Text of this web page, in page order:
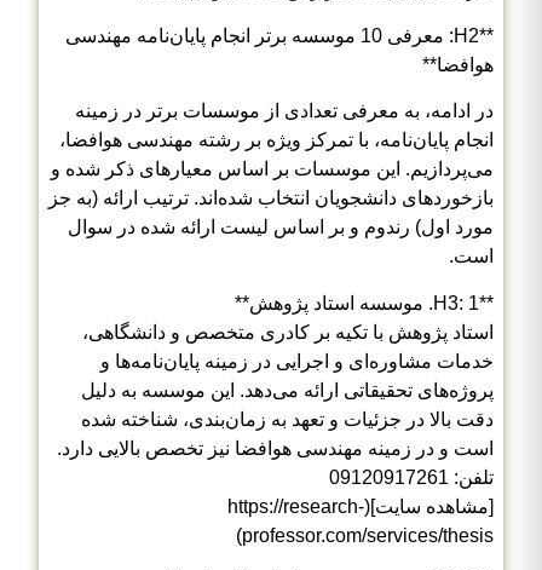
**H2: معرفی 10 موسسه برتر انجام پایان‌نامه مهندسی
هوافضا**
در ادامه، به معرفی تعدادی از موسسات برتر در زمینه
انجام پایان‌نامه، با تمرکز ویژه بر رشته مهندسی هوافضا،
می‌پردازیم. این موسسات بر اساس معیارهای ذکر شده و
بازخوردهای دانشجویان انتخاب شده‌اند. ترتیب ارائه (به جز
مورد اول) رندوم و بر اساس لیست ارائه شده در سوال
است.
**H3: 1. موسسه استاد پژوهش**
استاد پژوهش با تکیه بر کادری متخصص و دانشگاهی،
خدمات مشاوره‌ای و اجرایی در زمینه پایان‌نامه‌ها و
پروژه‌های تحقیقاتی ارائه می‌دهد. این موسسه به دلیل
دقت بالا در جزئیات و تعهد به زمان‌بندی، شناخته شده
است و در زمینه مهندسی هوافضا نیز تخصص بالایی دارد.
تلفن: 09120917261
[مشاهده سایت](https://research-
professor.com/services/thesis)